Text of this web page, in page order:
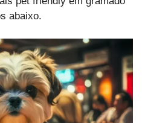
abaixo.